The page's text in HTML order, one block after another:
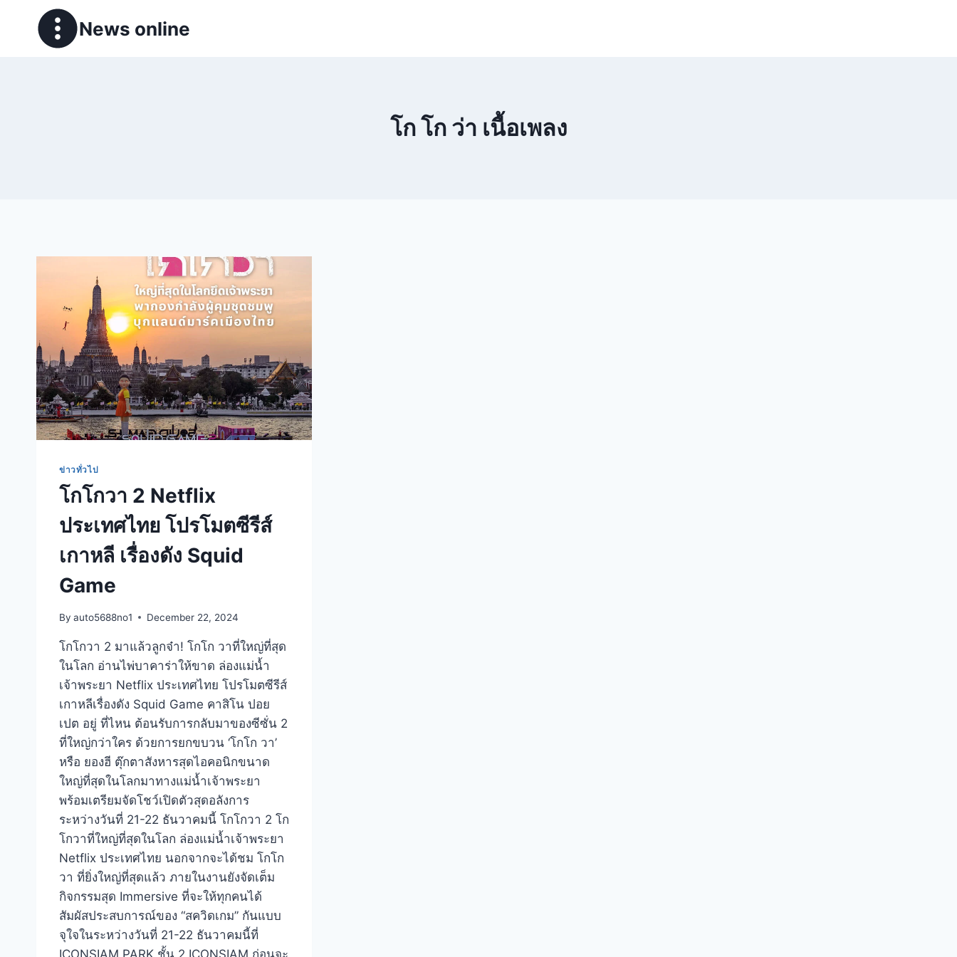
News online
โก โก ว่า เนื้อเพลง
ข่าวทั่วไป
โกโกวา 2 Netflix
ประเทศไทย โปรโมตซีรีส์
เกาหลี เรื่องดัง Squid
Game
By auto5688no1 December 22, 2024
โกโกวา 2 มาแล้วลูกจ๋า! โกโก วาที่ใหญ่ที่สุด
ในโลก อ่านไพ่บาคาร่าให้ขาด ล่องแม่น้ำ
เจ้าพระยา Netflix ประเทศไทย โปรโมตซีรีส์
เกาหลีเรื่องดัง Squid Game คาสิโน ปอย
เปต อยู่ ที่ไหน ต้อนรับการกลับมาของซีซั่น 2
ที่ใหญ่กว่าใคร ด้วยการยกขบวน ‘โกโก วา’
หรือ ยองฮี ตุ๊กตาสังหารสุดไอคอนิกขนาด
ใหญ่ที่สุดในโลกมาทางแม่น้ำเจ้าพระยา
พร้อมเตรียมจัดโชว์เปิดตัวสุดอลังการ
ระหว่างวันที่ 21-22 ธันวาคมนี้ โกโกวา 2 โก
โกวาที่ใหญ่ที่สุดในโลก ล่องแม่น้ำเจ้าพระยา
Netflix ประเทศไทย นอกจากจะได้ชม โกโก
วา ที่ยิ่งใหญ่ที่สุดแล้ว ภายในงานยังจัดเต็ม
กิจกรรมสุด Immersive ที่จะให้ทุกคนได้
สัมผัสประสบการณ์ของ “สควิดเกม” กันแบบ
จุใจในระหว่างวันที่ 21-22 ธันวาคมนี้ที่
ICONSIAM PARK ชั้น 2 ICONSIAM ก่อนจะ